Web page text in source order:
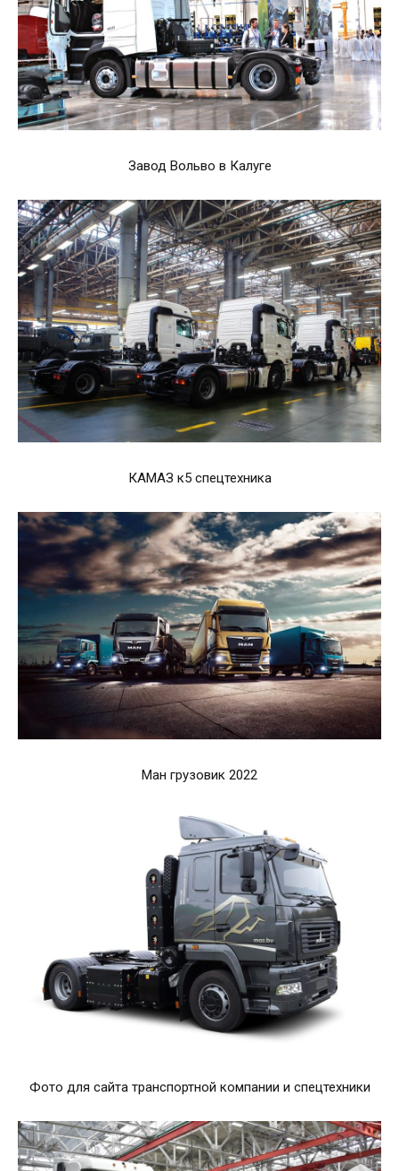
Завод Вольво в Калуге
КАМАЗ к5 спецтехника
Ман грузовик 2022
Фото для сайта транспортной компании и спецтехники